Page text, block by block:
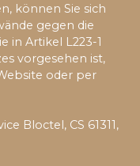
können Sie sich
gegen die
in Artikel L223-1
vorgesehen ist,
oder per
Bloctel, CS 61311,